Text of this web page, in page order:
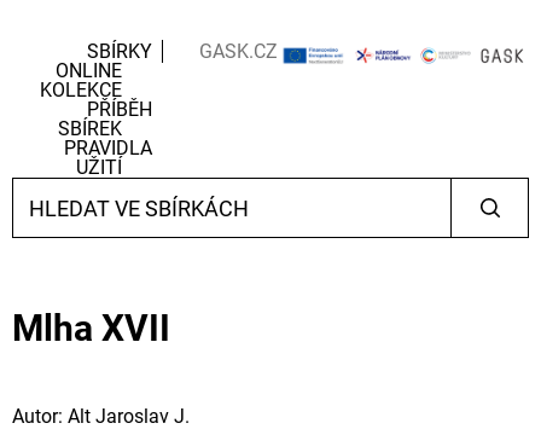
SBÍRKY
ONLINE
KOLEKCE
PŘÍBĚH
SBÍREK
PRAVIDLA
UŽITÍ
GASK.CZ
Mlha XVII
Autor: Alt Jaroslav J.